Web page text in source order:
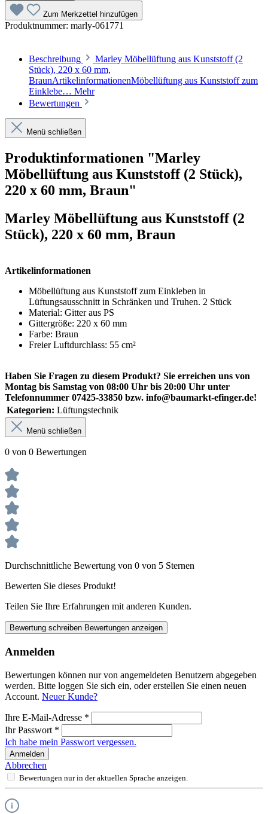
Zum Merkzettel hinzufügen
Produktnummer: marly-061771
Beschreibung
Marley Möbellüftung aus Kunststoff (2
Stück), 220 x 60 mm,
BraunArtikelinformationenMöbellüftung aus Kunststoff zum
Einklebe… Mehr
Bewertungen
Menü schließen
Produktinformationen "Marley
Möbellüftung aus Kunststoff (2 Stück),
220 x 60 mm, Braun"
Marley Möbellüftung aus Kunststoff (2
Stück), 220 x 60 mm, Braun
Artikelinformationen
Möbellüftung aus Kunststoff zum Einkleben in
Lüftungsausschnitt in Schränken und Truhen. 2 Stück
Material: Gitter aus PS
Gittergröße: 220 x 60 mm
Farbe: Braun
Freier Luftdurchlass: 55 cm²
Haben Sie Fragen zu diesem Produkt? Sie erreichen uns von
Montag bis Samstag von 08:00 Uhr bis 20:00 Uhr unter
Telefonnummer 07425-33850 bzw. info@baumarkt-efinger.de!
Kategorien: Lüftungstechnik
Menü schließen
0 von 0 Bewertungen
Durchschnittliche Bewertung von 0 von 5 Sternen
Bewerten Sie dieses Produkt!
Teilen Sie Ihre Erfahrungen mit anderen Kunden.
Bewertung schreiben Bewertungen anzeigen
Anmelden
Bewertungen können nur von angemeldeten Benutzern abgegeben
werden. Bitte loggen Sie sich ein, oder erstellen Sie einen neuen
Account. Neuer Kunde?
Ihre E-Mail-Adresse *
Ihr Passwort *
Ich habe mein Passwort vergessen.
Anmelden
Abbrechen
Bewertungen nur in der aktuellen Sprache anzeigen.